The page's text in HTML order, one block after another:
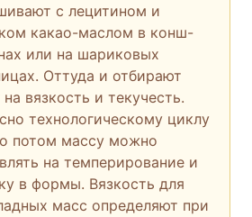
с лецитином и
какао-маслом в конш-
или на шариковых
Оттуда и отбирают
вязкость и текучесть.
технологическому циклу
потом массу можно
на темперирование и
в формы. Вязкость для
масс определяют при